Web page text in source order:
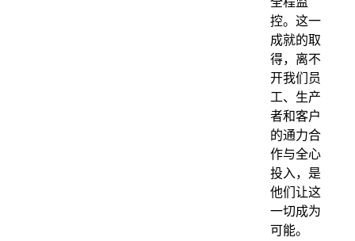
控。这一
成就的取
得，离不
开我们员
工、生产
者和客户
的通力合
作与全心
投入，是
他们让这
一切成为
可能。